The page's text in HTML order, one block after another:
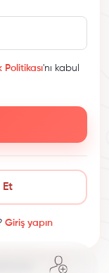
Politikası'nı kabul
Giriş yapın